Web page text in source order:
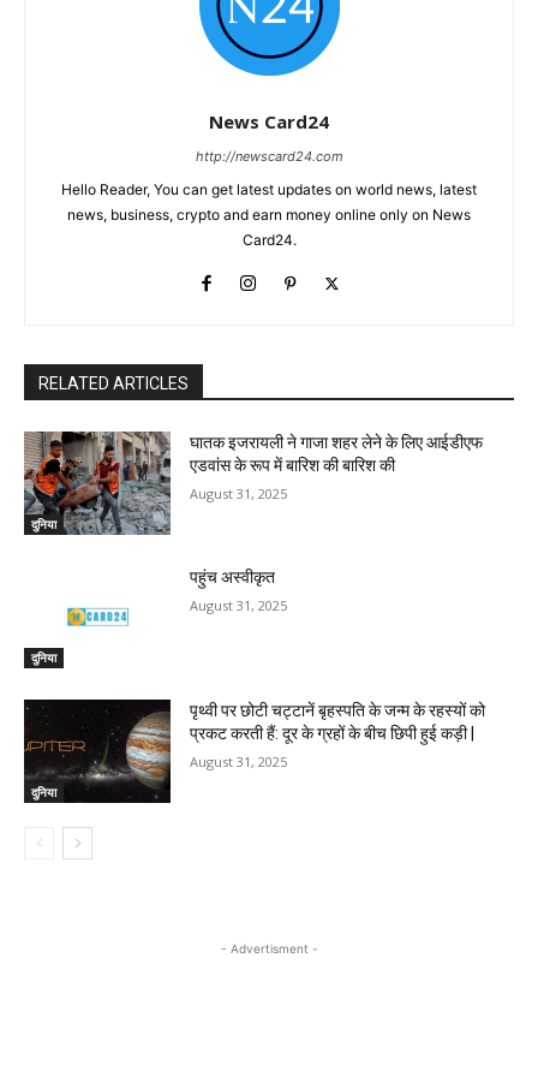
News Card24
http://newscard24.com
Hello Reader, You can get latest updates on world news, latest
news, business, crypto and earn money online only on News
Card24.
RELATED ARTICLES
दुनिया
घातक इजरायली ने गाजा शहर लेने के लिए आईडीएफ
एडवांस के रूप में बारिश की बारिश की
August 31, 2025
दुनिया
पहुंच अस्वीकृत
August 31, 2025
दुनिया
पृथ्वी पर छोटी चट्टानें बृहस्पति के जन्म के रहस्यों को
प्रकट करती हैं: दूर के ग्रहों के बीच छिपी हुई कड़ी |
August 31, 2025
- Advertisment -